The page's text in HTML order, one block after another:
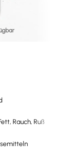
Rauch, Ruß